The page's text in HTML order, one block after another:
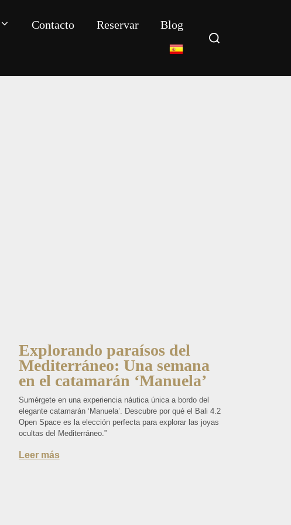
Contacto Reservar Blog
Explorando paraísos del
Mediterráneo: Una semana
en el catamarán ‘Manuela’
Sumérgete en una experiencia náutica única a bordo del
elegante catamarán ‘Manuela’. Descubre por qué el Bali 4.2
Open Space es la elección perfecta para explorar las joyas
ocultas del Mediterráneo.”
Leer más